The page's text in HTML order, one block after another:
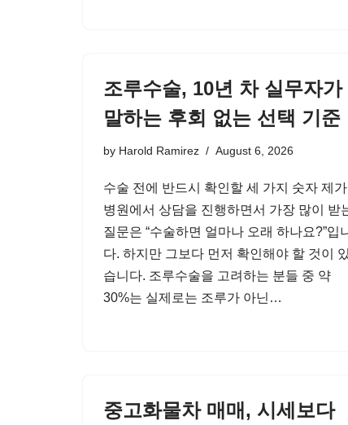
조루수술, 10년 차 실무자가
말하는 후회 없는 선택 기준
by Harold Ramirez August 6, 2026
수술 전에 반드시 확인할 세 가지 숫자 제가
병원에서 상담을 진행하면서 가장 많이 받
질문은 “수술하면 얼마나 오래 하나요?”입니
다. 하지만 그보다 먼저 확인해야 할 것이 있
습니다. 조루수술을 고려하는 분들 중 약
30%는 실제로는 조루가 아닌…
중고화물차 매매, 시세보다